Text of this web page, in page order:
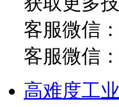
客服微信
客服微信
高难度工